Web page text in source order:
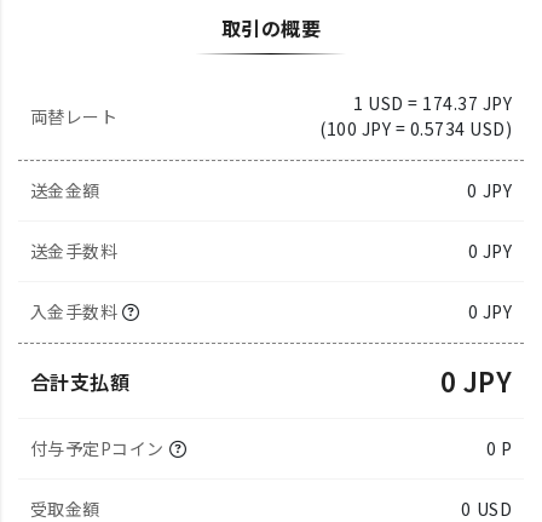
取引の概要
両替レート
1 USD = 174.37 JPY
(100 JPY = 0.5734 USD)
送金金額 0 JPY
送金手数料 0 JPY
入金手数料 0 JPY
合計支払額 0 JPY
付与予定Pコイン 0 P
受取金額 0 USD